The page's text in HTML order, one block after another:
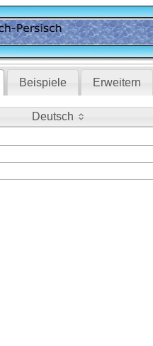
Beispiele Erweitern
Deutsch